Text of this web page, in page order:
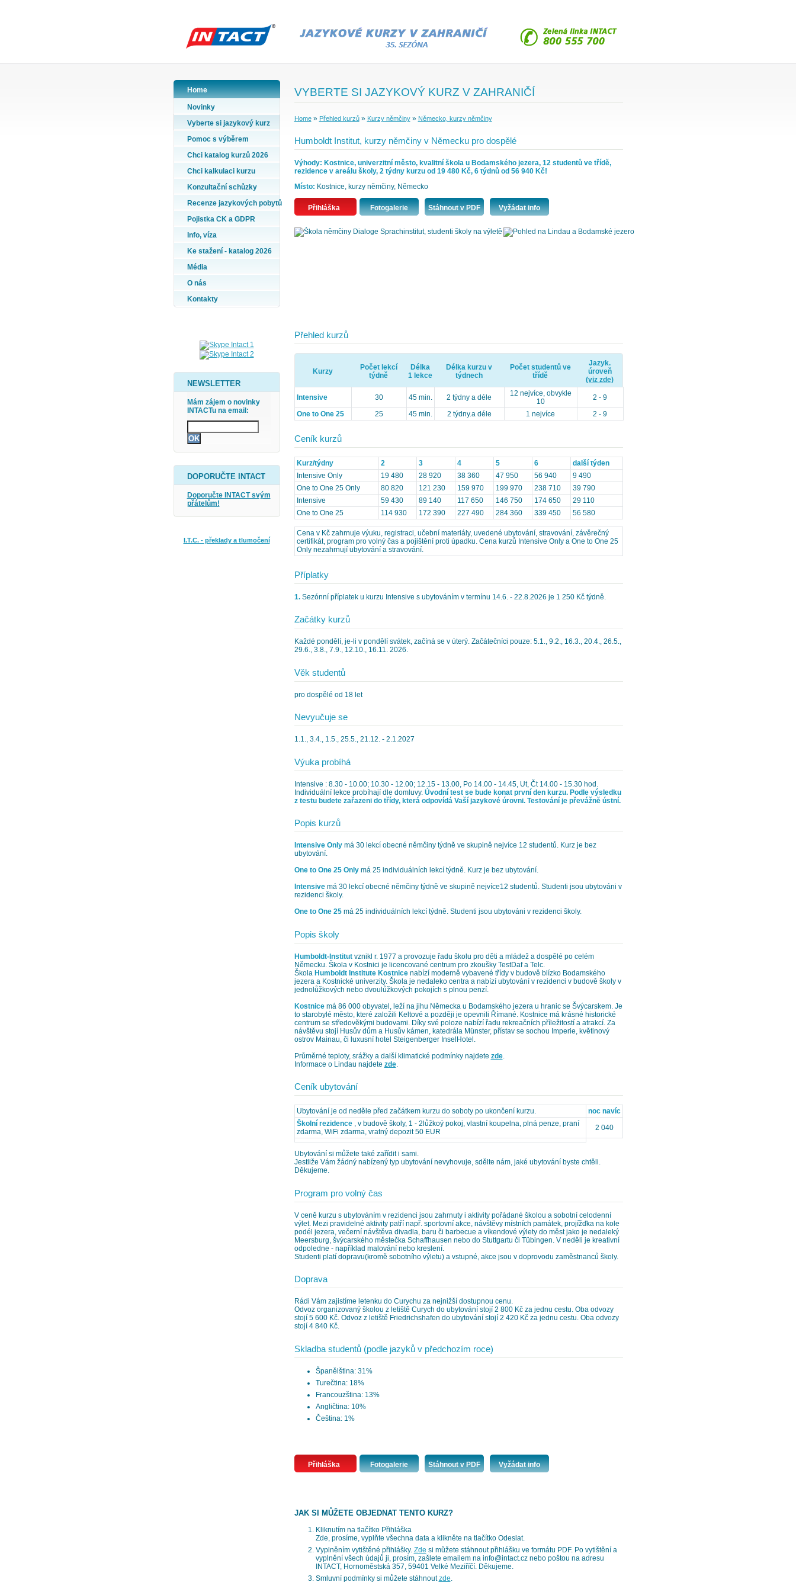
Home
Novinky
Vyberte si jazykový kurz
Pomoc s výběrem
Chci katalog kurzů 2026
Chci kalkulaci kurzu
Konzultační schůzky
Recenze jazykových pobytů
Pojistka CK a GDPR
Info, víza
Ke stažení - katalog 2026
Média
O nás
Kontakty
NEWSLETTER
Mám zájem o novinky
INTACTu na email:
DOPORUČTE INTACT
Doporučte INTACT svým
přátelům!
I.T.C. - překlady a tlumočení
VYBERTE SI JAZYKOVÝ KURZ V ZAHRANIČÍ
Home» Přehled kurzů» Kurzy němčiny» Německo, kurzy němčiny
Humboldt Institut, kurzy němčiny v Německu pro dospělé
Výhody: Kostnice, univerzitní město, kvalitní škola u Bodamského jezera, 12 studentů ve třídě,
rezidence v areálu školy, 2 týdny kurzu od 19 480 Kč, 6 týdnů od 56 940 Kč!
Místo: Kostnice, kurzy němčiny, Německo
Přihláška Fotogalerie Stáhnout v PDF Vyžádat info
Přehled kurzů
Kurzy
Počet lekcí
týdně
Délka
1 lekce
Délka kurzu v
týdnech
Počet studentů ve
třídě
Jazyk.
úroveň
(viz zde)
Intensive 30 45 min. 2 týdny a déle
12 nejvíce, obvykle
10
2 - 9
One to One 25
25 45 min. 2 týdny.a déle 1 nejvíce 2 - 9
Ceník kurzů
Kurz/týdny 2 3 4 5 6
další týden
Intensive Only
19 480 28 920 38 360 47 950 56 940
9 490
One to One 25 Only
80 820 121 230 159 970 199 970 238 710
39 790
Intensive
59 430 89 140 117 650 146 750 174 650
29 110
One to One 25
114 930 172 390 227 490 284 360 339 450 56 580
Cena v Kč zahrnuje výuku, registraci, učební materiály, uvedené ubytování, stravování, závěrečný
certifikát, program pro volný čas a pojištění proti úpadku. Cena kurzů Intensive Only a One to One 25
Only nezahrnují ubytování a stravování.
Příplatky
1.Sezónní příplatek u kurzu Intensive s ubytováním v termínu 14.6. - 22.8.2026 je 1 250 Kč týdně.
Začátky kurzů
Každé pondělí, je-li v pondělí svátek, začíná se v úterý. Začátečníci pouze: 5.1., 9.2., 16.3., 20.4., 26.5.,
29.6., 3.8., 7.9., 12.10., 16.11. 2026.
Věk studentů
pro dospělé od 18 let
Nevyučuje se
1.1., 3.4., 1.5., 25.5., 21.12. - 2.1.2027
Výuka probíhá
Intensive : 8.30 - 10.00; 10.30 - 12.00; 12.15 - 13.00, Po 14.00 - 14.45, Ut, Čt 14.00 - 15.30 hod.
Individuální lekce probíhají dle domluvy. Úvodní test se bude konat první den kurzu. Podle výsledku
z testu budete zařazeni do třídy, která odpovídá Vaší jazykové úrovni. Testování je převážně ústní.
Popis kurzů
Intensive Only má 30 lekcí obecné němčiny týdně ve skupině nejvíce 12 studentů. Kurz je bez
ubytování.
One to One 25 Onlymá 25 individuálních lekcí týdně. Kurz je bez ubytování.
Intensivemá 30 lekcí obecné němčiny týdně ve skupině nejvíce12 studentů. Studenti jsou ubytováni v
rezidenci školy.
One to One 25má 25 individuálních lekcí týdně. Studenti jsou ubytováni v rezidenci školy.
Popis školy
Humboldt-Institutvznikl r. 1977 a provozuje řadu školu pro děti a mládež a dospělé po celém
Německu. Škola v Kostnici je licencované centrum pro zkoušky TestDaf a Telc.
Škola Humboldt Institute Kostnicenabízí moderně vybavené třídy v budově blízko Bodamského
jezera a Kostnické univerzity. Škola je nedaleko centra a nabízí ubytování v rezidenci v budově školy v
jednolůžkových nebo dvoulůžkových pokojích s plnou penzí.
Kostnicemá 86 000 obyvatel, leží na jihu Německa u Bodamského jezera u hranic se Švýcarskem. Je
to starobylé město, které založili Keltové a později je opevnili Římané. Kostnice má krásné historické
centrum se středověkými budovami. Díky své poloze nabízí řadu rekreačních příležitostí a atrakcí. Za
návštěvu stojí Husův dům a Husův kámen, katedrála Münster, přístav se sochou Imperie, květinový
ostrov Mainau, či luxusní hotel Steigenberger InselHotel.
Průměrné teploty, srážky a další klimatické podmínky najdete zde.
Informace o Lindau najdete zde.
Ceník ubytování
Ubytování je od neděle před začátkem kurzu do soboty po ukončení kurzu.
noc navíc
Školní rezidence , v budově školy, 1 - 2lůžkoý pokoj, vlastní koupelna, plná penze, praní
zdarma, WiFi zdarma, vratný depozit 50 EUR
2 040
Ubytování si můžete také zařídit i sami.
Jestliže Vám žádný nabízený typ ubytování nevyhovuje, sdělte nám, jaké ubytování byste chtěli.
Děkujeme.
Program pro volný čas
V ceně kurzu s ubytováním v rezidenci jsou zahrnuty i aktivity pořádané školou a sobotní celodenní
výlet. Mezi pravidelné aktivity patří např. sportovní akce, návštěvy místních památek, projížďka na kole
podél jezera, večerní návštěva divadla, baru či barbecue a víkendové výlety do měst jako je nedaleký
Meersburg, švýcarského městečka Schaffhausen nebo do Stuttgartu či Tübingen. V neděli je kreativní
odpoledne - například malování nebo kreslení.
Studenti platí dopravu(kromě sobotního výletu) a vstupné, akce jsou v doprovodu zaměstnanců školy.
Doprava
Rádi Vám zajistíme letenku do Curychu za nejnižší dostupnou cenu.
Odvoz organizovaný školou z letiště Curych do ubytování stojí 2 800 Kč za jednu cestu. Oba odvozy
stojí 5 600 Kč. Odvoz z letiště Friedrichshafen do ubytování stojí 2 420 Kč za jednu cestu. Oba odvozy
stojí 4 840 Kč.
Skladba studentů (podle jazyků v předchozím roce)
Španělština: 31%
Turečtina: 18%
Francouzština: 13%
Angličtina: 10%
Čeština: 1%
Přihláška Fotogalerie Stáhnout v PDF Vyžádat info
JAK SI MŮŽETE OBJEDNAT TENTO KURZ?
Kliknutím na tlačítko Přihláška
Zde, prosíme, vyplňte všechna data a klikněte na tlačítko Odeslat.
Vyplněním vytištěné přihlášky. Zde si můžete stáhnout přihlášku ve formátu PDF. Po vytištění a
vyplnění všech údajů ji, prosím, zašlete emailem na info@intact.cz nebo poštou na adresu
INTACT, Hornoměstská 357, 59401 Velké Meziříčí. Děkujeme.
Smluvní podmínky si můžete stáhnoutzde